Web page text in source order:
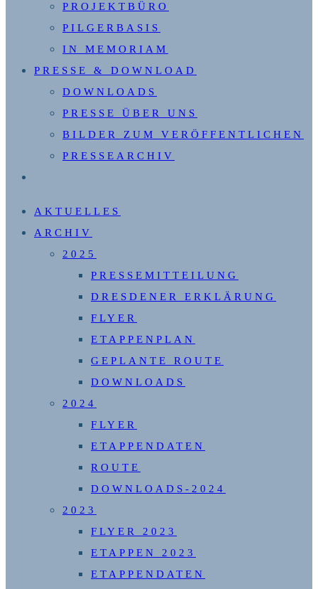
PROJEKTBÜRO
PILGERBASIS
IN MEMORIAM
PRESSE & DOWNLOAD
DOWNLOADS
PRESSE ÜBER UNS
BILDER ZUM VERÖFFENTLICHEN
PRESSEARCHIV
UMSCHALTEN
AKTUELLES
ARCHIV
2025
PRESSEMITTEILUNG
DRESDENER ERKLÄRUNG
FLYER
ETAPPENPLAN
GEPLANTE ROUTE
DOWNLOADS
2024
FLYER
ETAPPENDATEN
ROUTE
DOWNLOADS-2024
2023
FLYER 2023
ETAPPEN 2023
ETAPPENDATEN